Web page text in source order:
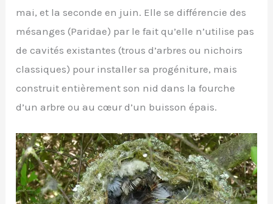
mai, et la seconde en juin. Elle se différencie des
mésanges (Paridae) par le fait qu’elle n’utilise pas
de cavités existantes (trous d’arbres ou nichoirs
classiques) pour installer sa progéniture, mais
construit entièrement son nid dans la fourche
d’un arbre ou au cœur d’un buisson épais.